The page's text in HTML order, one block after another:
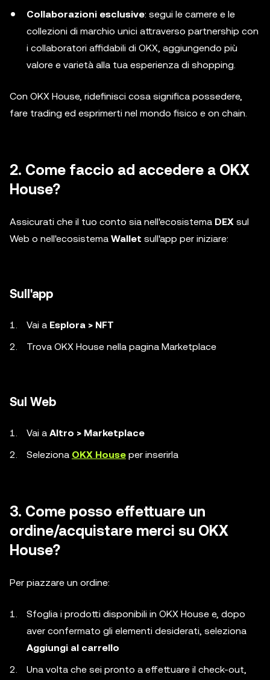
Collaborazioni esclusive: segui le camere e le
collezioni di marchio unici attraverso partnership con
i collaboratori affidabili di OKX, aggiungendo più
valore e varietà alla tua esperienza di shopping.
Con OKX House, ridefinisci cosa significa possedere,
fare trading ed esprimerti nel mondo fisico e on chain.
2. Come faccio ad accedere a OKX
House?
Assicurati che il tuo conto sia nell'ecosistema DEX sul
Web o nell'ecosistema Wallet sull'app per iniziare:
Sull'app
Vai a Esplora > NFT
Trova OKX House nella pagina Marketplace
Sul Web
Vai a Altro > Marketplace
Seleziona OKX House per inserirla
3. Come posso effettuare un
ordine/acquistare merci su OKX
House?
Per piazzare un ordine:
Sfoglia i prodotti disponibili in OKX House e, dopo
aver confermato gli elementi desiderati, seleziona
Aggiungi al carrello
Una volta che sei pronto a effettuare il check-out,